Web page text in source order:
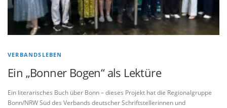
VERBANDSLEBEN
Ein „Bonner Bogen“ als Lektüre
Ein literarisches Buch über Bonn – dieses Projekt hat die Regionalgruppe
Bonn/NRW Süd des Verbands deutscher Schriftstellerinnen und